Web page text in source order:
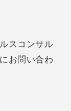
スコンサル
お問い合わ